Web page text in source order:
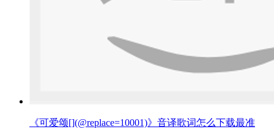
《可爱颂[](@replace=10001)》音译歌词怎么下载最准